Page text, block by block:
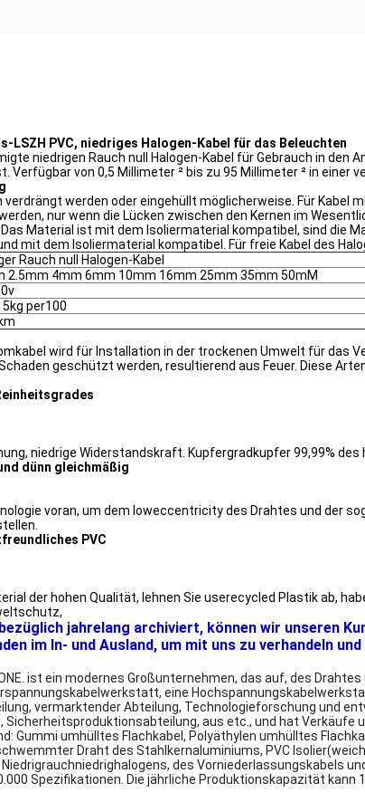
LSZH PVC, niedriges Halogen-Kabel für das Beleuchten
niedrigen Rauch null Halogen-Kabel für Gebrauch in
Verfügbar von 0,5 Millimeter ² bis zu 95 Millimeter ² in einer
verdrängt werden oder eingehüllt möglicherweise. Für
nur wenn die Lücken zwischen den Kernen im
Material ist mit dem Isoliermaterial kompatibel, sind die
mit dem Isoliermaterial kompatibel. Für freie Kabel des
Rauch null Halogen-Kabel
2.5mm 4mm 6mm 10mm 16mm 25mm 35mm 50mM
per100
wird für Installation in der trockenen Umwelt für
geschützt werden, resultierend aus Feuer. Diese
niedrige Widerstandskraft. Kupfergradkupfer 99,99% des
dünn gleichmäßig
voran, um dem loweccentricity des Drahtes und der
PVC
der hohen Qualität, lehnen Sie userecycled Plastik ab,
jahrelang archiviert, können wir unseren
im In- und Ausland, um mit uns zu verhandeln
ist ein modernes Großunternehmen, das auf, des
eine
vermarktender Abteilung, Technologieforschung und
aus etc., und hat Verkäufe
Gummi umhülltes Flachkabel, Polyäthylen umhülltes
Draht des Stahlkernaluminiums, PVC
des Vorniederlassungskabels
Spezifikationen. Die jährliche Produktionskapazität